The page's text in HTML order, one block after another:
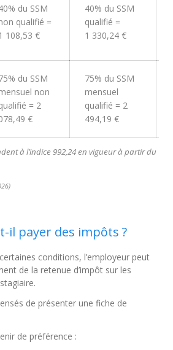
du SSM
qualifié =
108,53 €
40% du SSM
qualifié =
1 330,24 €
du SSM
non
= 2
€
75% du SSM
mensuel
qualifié = 2
494,19 €
à l’indice992,24en vigueur à partir du
)
il payer des impôts ?
conditions, l’employeur peut
de la retenue d’impôt sur les
de présenter une fiche de
de préférence :